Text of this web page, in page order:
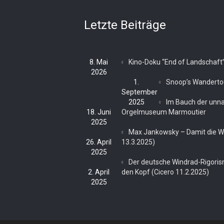
Letzte Beiträge
Kino-Doku “End of
8. Mai
2026
Snoop’s
1.
September
2025
Im Bauch der
Orgelmuseum Marmoutier
18. Juni
2025
Max Jankowsky – Damit die
13.3.2025)
26. April
2025
Der deutsche Windrad-
den Kopf (Cicero 11.2.2025)
2. April
2025